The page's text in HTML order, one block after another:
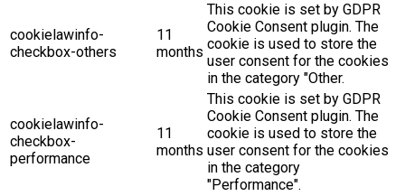
cookielawinfo-
checkbox-others
11
months
This cookie is set by GDPR
Cookie Consent plugin. The
cookie is used to store the
user consent for the cookies
in the category "Other.
cookielawinfo-
checkbox-
performance
11
months
This cookie is set by GDPR
Cookie Consent plugin. The
cookie is used to store the
user consent for the cookies
in the category
"Performance".